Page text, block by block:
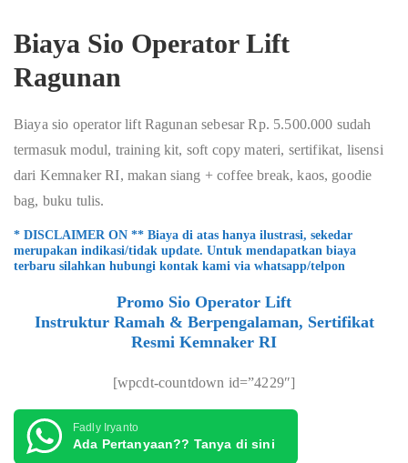
Biaya Sio Operator Lift
Ragunan
Biaya sio operator lift Ragunan sebesar Rp. 5.500.000 sudah
termasuk modul, training kit, soft copy materi, sertifikat, lisensi
dari Kemnaker RI, makan siang + coffee break, kaos, goodie
bag, buku tulis.
* DISCLAIMER ON ** Biaya di atas hanya ilustrasi, sekedar
merupakan indikasi/tidak update. Untuk mendapatkan biaya
terbaru silahkan hubungi kontak kami via whatsapp/telpon
Promo Sio Operator Lift
Instruktur Ramah & Berpengalaman, Sertifikat
Resmi Kemnaker RI
[wpcdt-countdown id=”4229″]
Fadly Iryanto
Ada Pertanyaan?? Tanya di sini